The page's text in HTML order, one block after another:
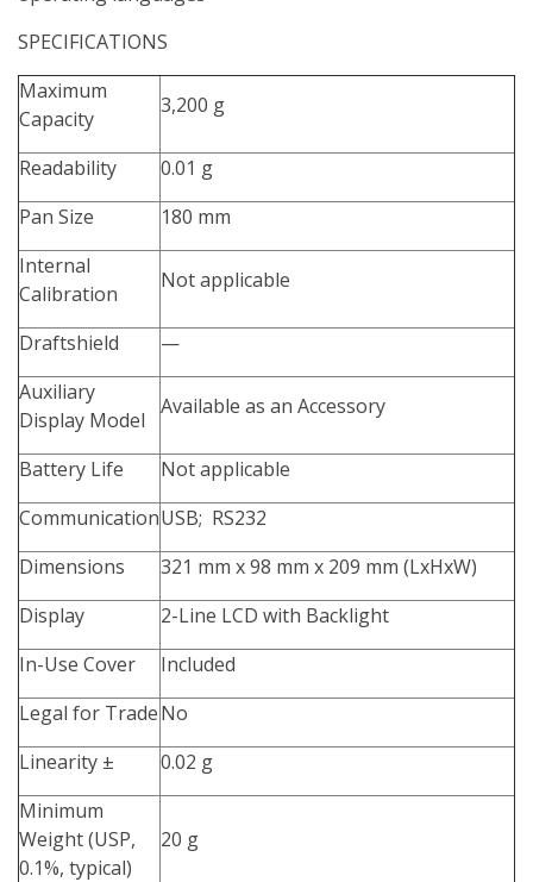
SPECIFICATIONS
Maximum
Capacity
3,200 g
Readability
0.01 g
Pan Size
180 mm
Internal
Calibration
Not applicable
Draftshield
—
Auxiliary
Display Model
Available as an Accessory
Battery Life
Not applicable
CommunicationUSB; RS232
Dimensions
321 mm x 98 mm x 209 mm (LxHxW)
Display
2-Line LCD with Backlight
In-Use Cover
Included
Legal for TradeNo
Linearity ±
0.02 g
Minimum
Weight (USP,
0.1%, typical)
20 g